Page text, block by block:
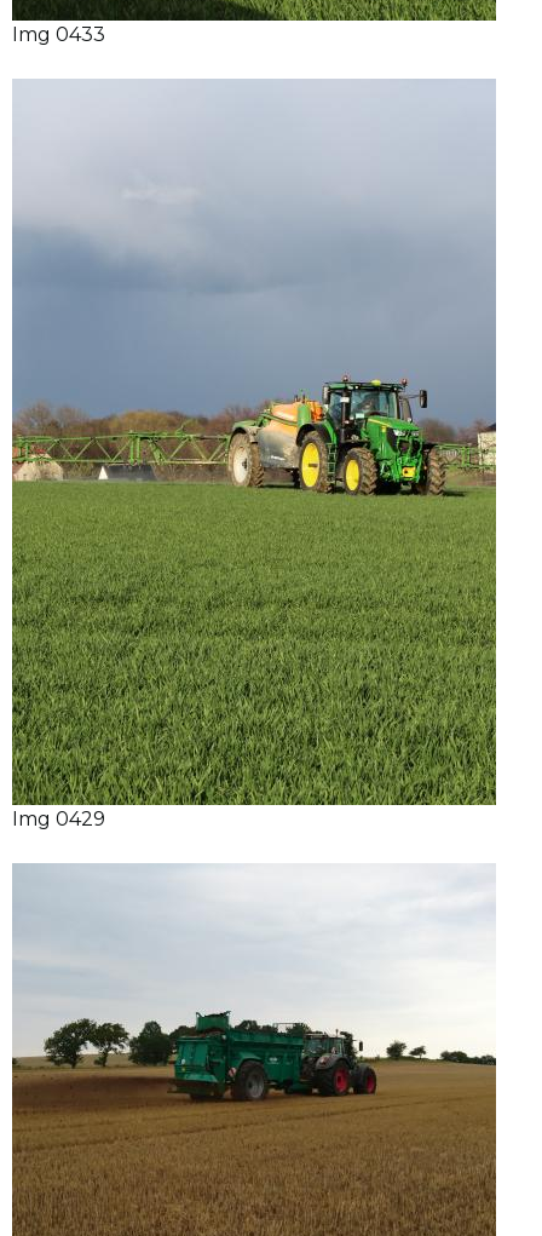
Img 0433
Img 0429